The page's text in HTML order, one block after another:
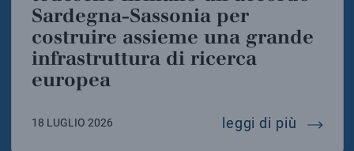
Sardegna-Sassonia per
costruire assieme una grande
infrastruttura di ricerca
europea
18 LUGLIO 2026 leggi di più